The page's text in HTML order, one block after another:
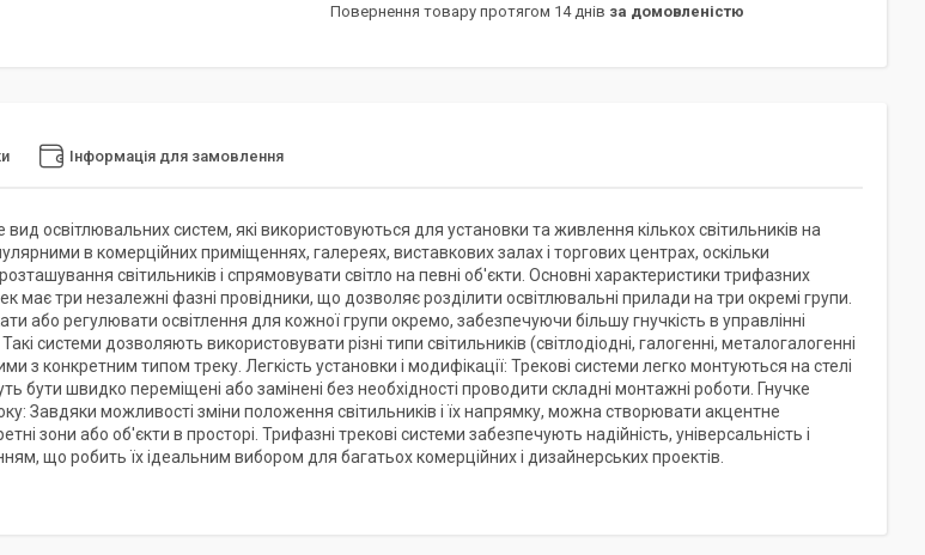
повернення товару протягом 14 днів за домовленістю
Інформація для замовлення
освітлювальних систем, які використовуються для установки та живлення кількох світильників на
в комерційних приміщеннях, галереях, виставкових залах і торгових центрах, оскільки
світильників і спрямовувати світло на певні об'єкти. Основні характеристики трифазних
має три незалежні фазні провідники, що дозволяє розділити освітлювальні прилади на три окремі групи.
або регулювати освітлення для кожної групи окремо, забезпечуючи більшу гнучкість в управлінні
системи дозволяють використовувати різні типи світильників (світлодіодні, галогенні, металогалогенні
з конкретним типом треку. Легкість установки і модифікації: Трекові системи легко монтуються на стелі
бути швидко переміщені або замінені без необхідності проводити складні монтажні роботи. Гнучке
Завдяки можливості зміни положення світильників і їх напрямку, можна створювати акцентне
зони або об'єкти в просторі. Трифазні трекові системи забезпечують надійність, універсальність і
що робить їх ідеальним вибором для багатьох комерційних і дизайнерських проектів.